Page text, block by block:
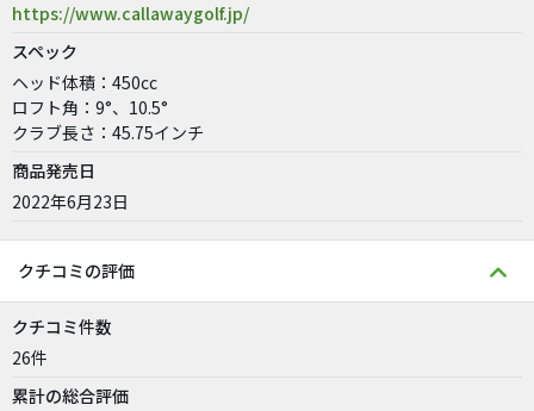
https://www.callawaygolf.jp/
スペック
ヘッド体積：450cc
ロフト角：9°、10.5°
クラブ長さ：45.75インチ
商品発売日
2022年6月23日
クチコミの評価
クチコミ件数
26件
累計の総合評価